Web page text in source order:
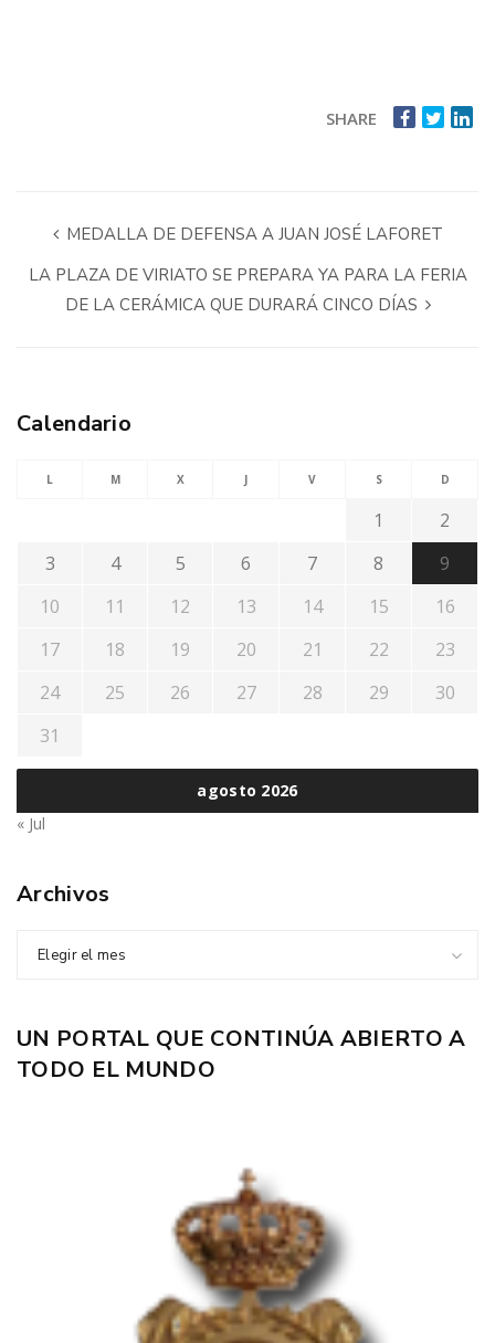
SHARE
MEDALLA DE DEFENSA A JUAN JOSÉ LAFORET
LA PLAZA DE VIRIATO SE PREPARA YA PARA LA FERIA
DE LA CERÁMICA QUE DURARÁ CINCO DÍAS
Calendario
agosto 2026
L M X J V S D
1
2
3
4 5 6 7 8
9
10
11 12 13 14 15
16
17
18 19 20 21 22
23
24
25 26 27 28 29
30
31
« Jul
Archivos
Elegir el mes
UN PORTAL QUE CONTINÚA ABIERTO A
TODO EL MUNDO